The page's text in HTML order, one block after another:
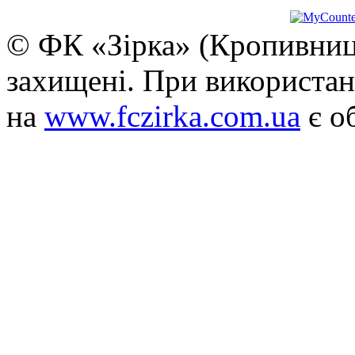
© ФК «Зірка»
захищені. При
на www.fczirka.com.ua є